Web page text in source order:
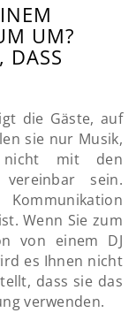
UM?
DASS
die Gäste, auf
sie nur Musik,
mit den
vereinbar sein.
Wenn Sie zum
von einem DJ
es Ihnen nicht
dass sie das
verwenden.